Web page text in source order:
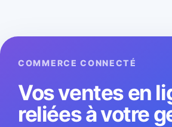
COMMERCE CONNECTÉ
Vos ventes en
reliées à votre